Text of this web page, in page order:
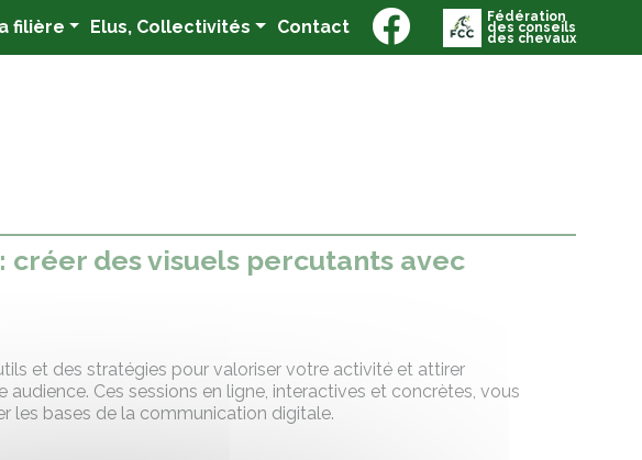
filière Elus, Collectivités Contact(current) Fédération
des conseils
des chevaux
créer des visuels percutants avec
et des stratégies pour valoriser votre activité et attirer
audience. Ces sessions en ligne, interactives et concrètes, vous
les bases de la communication digitale.